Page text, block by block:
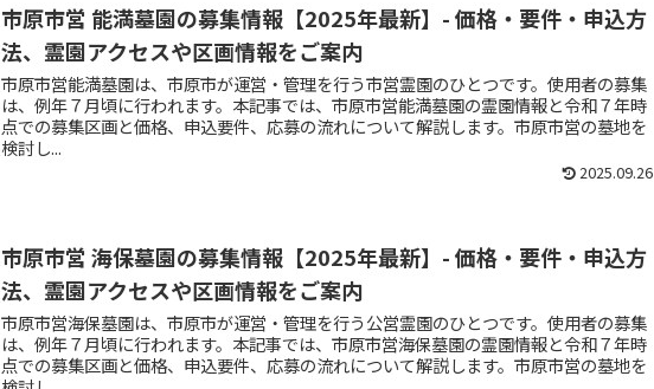
市原市営 能満墓園の募集情報【2025年最新】- 価格・要件・申込方
法、霊園アクセスや区画情報をご案内
市原市営能満墓園は、市原市が運営・管理を行う市営霊園のひとつです。使用者の募集
は、例年７月頃に行われます。本記事では、市原市営能満墓園の霊園情報と令和７年時
点での募集区画と価格、申込要件、応募の流れについて解説します。市原市営の墓地を
検討し...
2025.09.26
市原市営 海保墓園の募集情報【2025年最新】- 価格・要件・申込方
法、霊園アクセスや区画情報をご案内
市原市営海保墓園は、市原市が運営・管理を行う公営霊園のひとつです。使用者の募集
は、例年７月頃に行われます。本記事では、市原市営海保墓園の霊園情報と令和７年時
点での募集区画と価格、申込要件、応募の流れについて解説します。市原市営の墓地を